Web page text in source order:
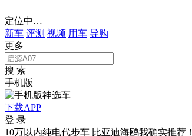
定位中…
新车 评测 视频 用车 导购
更多
搜 索
手机版
下载APP
登 录
10万以内纯电代步车 比亚迪海鸥我确实推荐！